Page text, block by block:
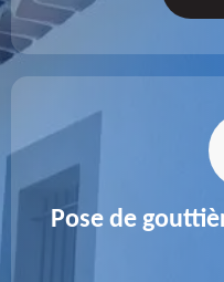
Pose de